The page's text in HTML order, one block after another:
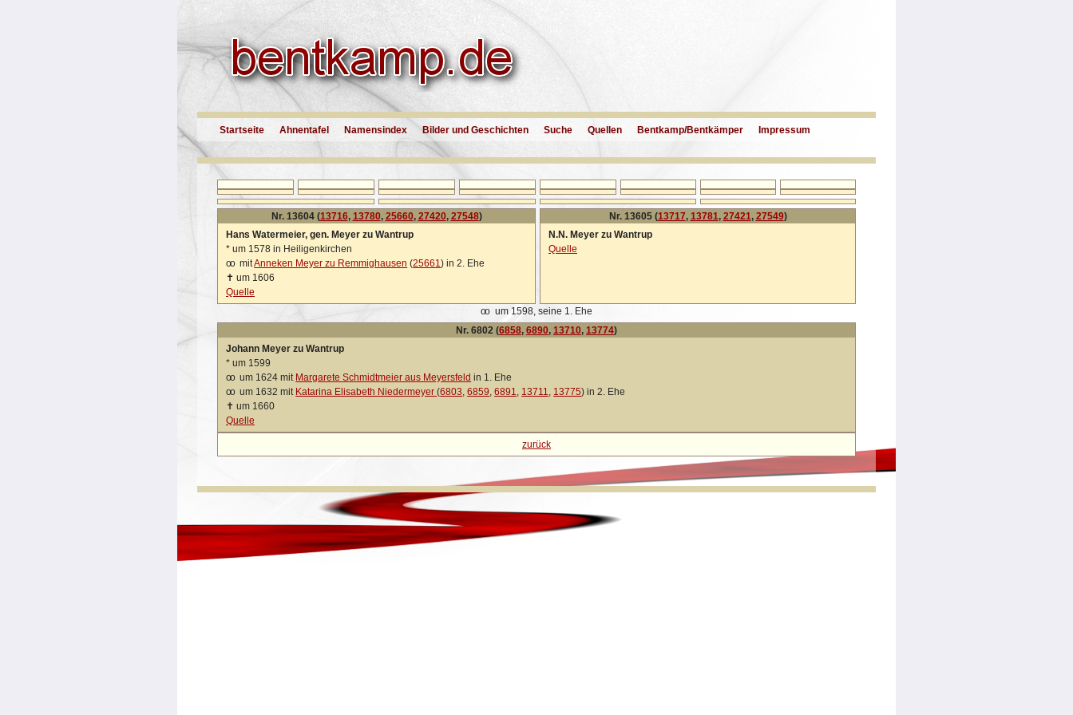
Startseite Ahnentafel Namensindex Bilder und Geschichten Suche Quellen Bentkamp/Bentkämper Impressum
Nr. 13604 (13716, 13780, 25660, 27420, 27548)
Hans Watermeier, gen. Meyer zu Wantrup
* um 1578 in Heiligenkirchen
oo mitAnneken Meyer zu Remmighausen (25661) in 2. Ehe
✝ um 1606
Quelle
Nr. 13605 (13717, 13781, 27421, 27549)
N.N. Meyer zu Wantrup
Quelle
oo
um 1598, seine 1. Ehe
Nr. 6802 (6858, 6890, 13710, 13774)
Johann Meyer zu Wantrup
* um 1599
oo um 1624 mit Margarete Schmidtmeier aus Meyersfeld in 1. Ehe
oo um 1632 mit Katarina Elisabeth Niedermeyer(6803,6859,6891, 13711, 13775) in 2. Ehe
✝ um 1660
Quelle
zurück